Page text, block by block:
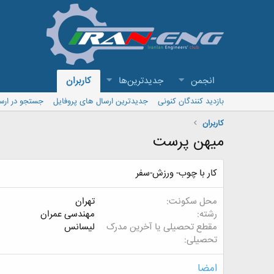
انجمن جدیدترین‌ها کاربران
بازدید کنندگان کنونی جدیدترین ارسال های پروفایل
جستجو در
کاربران
میهن پرست
کار با چوب- ورزش-سفر
محل سکونت
تهران
رشته
مهندسی عمران
مقطع تحصیلی یا آخرین مدرک
تحصیلی
لیسانس
امضا